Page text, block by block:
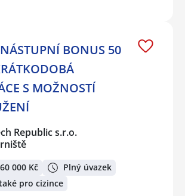
BONUS 50
S MOŽNOSTÍ
Republic s.r.o.
000 Kč
Plný úvazek
pro cizince